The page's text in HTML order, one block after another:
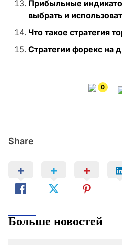
Share
Прибыльные
выбрать и
Что такое стратегия
Стратегии форекс на
0
Больше новостей